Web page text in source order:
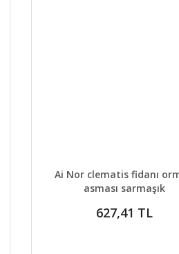
DETAYLAR GELİNCE
Ai Nor clematis fidanı
asması sarmaşık
627,41 TL